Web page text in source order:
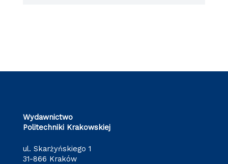
Wydawnictwo
Politechniki Krakowskiej
ul. Skarżyńskiego 1
31-866 Kraków